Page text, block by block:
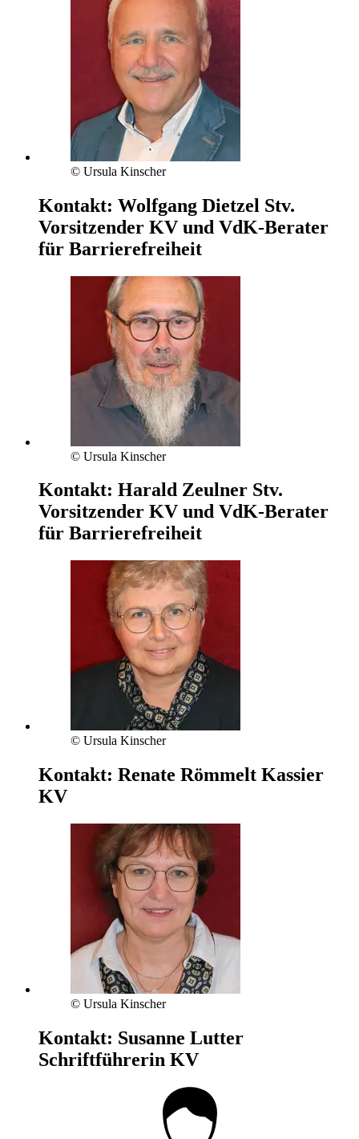
© Ursula Kinscher
Kontakt: Wolfgang Dietzel Stv.
Vorsitzender KV und VdK-Berater
für Barrierefreiheit
© Ursula Kinscher
Kontakt: Harald Zeulner Stv.
Vorsitzender KV und VdK-Berater
für Barrierefreiheit
© Ursula Kinscher
Kontakt: Renate Römmelt Kassier
KV
© Ursula Kinscher
Kontakt: Susanne Lutter
Schriftführerin KV